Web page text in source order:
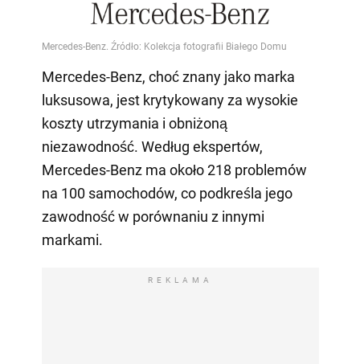
Mercedes-Benz, choć znany jako marka
luksusowa, jest krytykowany za wysokie
koszty utrzymania i obniżoną
niezawodność. Według ekspertów,
Mercedes-Benz ma około 218 problemów
na 100 samochodów, co podkreśla jego
zawodność w porównaniu z innymi
markami.
REKLAMA